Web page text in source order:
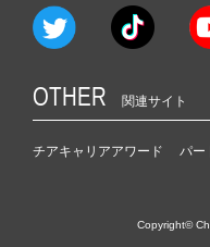
OTHER 関連サイト
チアキャリアアワード パー
Copyright©